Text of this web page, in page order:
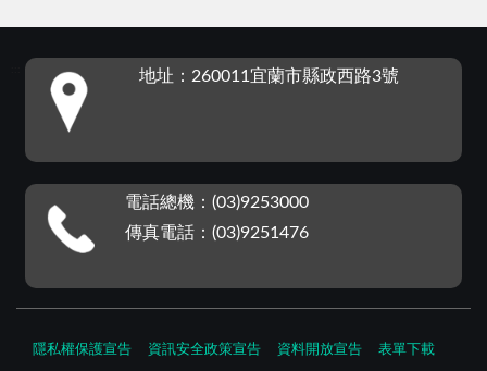
地址：260011宜蘭市縣政西路3號
電話總機：(03)9253000
傳真電話：(03)9251476
隱私權保護宣告 資訊安全政策宣告 資料開放宣告 表單下載